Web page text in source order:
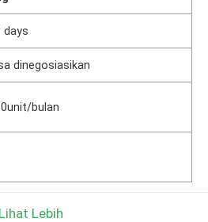
days
dinegosiasikan
bulan
Lihat Lebih